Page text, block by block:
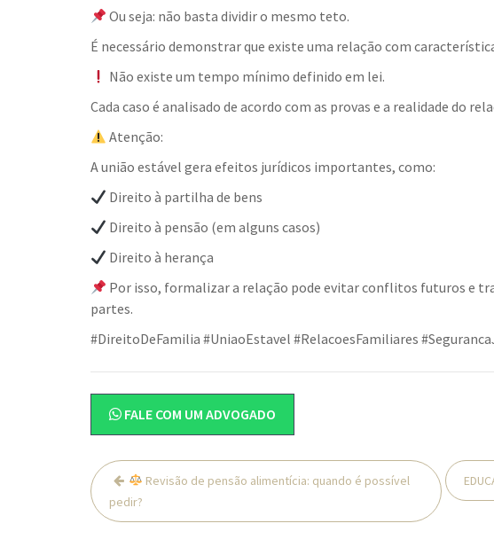
Ou seja: não basta dividir o mesmo teto.
É necessário demonstrar que existe uma relação com
Não existe um tempo mínimo definido em lei.
Cada caso é analisado de acordo com as provas e a realidade do
Atenção:
A união estável gera efeitos jurídicos importantes, como:
Direito à partilha de bens
Direito à pensão (em alguns casos)
Direito à herança
Por isso, formalizar a relação pode evitar conflitos futuros e
partes.
#DireitoDeFamilia #UniaoEstavel #RelacoesFamiliares
FALE COM UM ADVOGADO
Navegação
de
Post
Revisão de pensão alimentícia: quando é possível
pedir?